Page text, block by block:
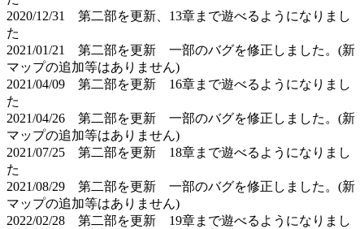
2020/12/31 第二部を更新、13章まで遊べるようになりまし
た
2021/01/21 第二部を更新 一部のバグを修正しました。(新
マップの追加等はありません)
2021/04/09 第二部を更新 16章まで遊べるようになりまし
た
2021/04/26 第二部を更新 一部のバグを修正しました。(新
マップの追加等はありません)
2021/07/25 第二部を更新 18章まで遊べるようになりまし
た
2021/08/29 第二部を更新 一部のバグを修正しました。(新
マップの追加等はありません)
2022/02/28 第二部を更新 19章まで遊べるようになりまし